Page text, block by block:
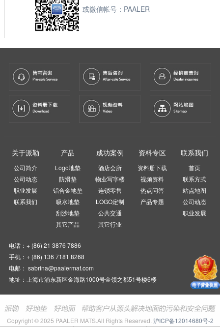
或微信帐号：PAALER
关于派勒
公司简介
公司动态
职业发展
联系我们
产品
Logo地垫
防滑垫
铝合金地垫
吸水地垫
刮沙地垫
其它产品
成功案例
酒店会所
物业写字楼
连锁零售
LOGO定制
公共交通
其它行业
资料专区
资料册下载
视频资料
热点问答
产品专题
联系我们
首页
联系方式
站点地图
公司动态
职业发展
电话：+ (86) 21 3876 7886
手机：+ (86) 136 7181 8268
电邮： sabrina@paalermat.com
地址：上海市浦东新区金海路1000号金领之都51号楼6楼
Copyright © 2025 PAALER MATS.All Rights Reserved. 沪ICP备12014680号-2